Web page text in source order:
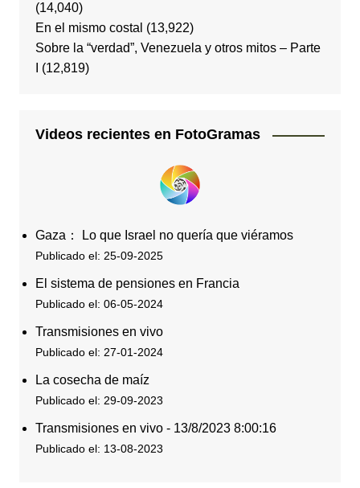
(14,040)
En el mismo costal (13,922)
Sobre la “verdad”, Venezuela y otros mitos – Parte
(12,819)
Videos recientes en FotoGramas
Gaza： Lo que Israel no quería que viéramos
Publicado el: 25-09-2025
El sistema de pensiones en Francia
Publicado el: 06-05-2024
Transmisiones en vivo
Publicado el: 27-01-2024
La cosecha de maíz
Publicado el: 29-09-2023
Transmisiones en vivo - 13/8/2023 8:00:16
Publicado el: 13-08-2023